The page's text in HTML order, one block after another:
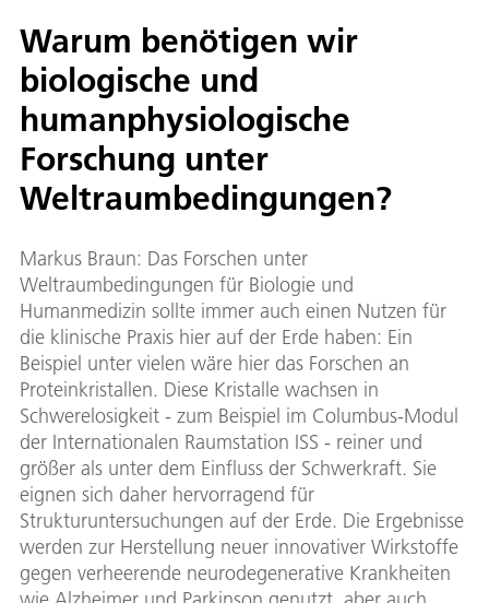
Warum benötigen wir
biologische und
humanphysiologische
Forschung unter
Weltraumbedingungen?
Markus Braun: Das Forschen unter
Weltraumbedingungen für Biologie und
Humanmedizin sollte immer auch einen Nutzen für
die klinische Praxis hier auf der Erde haben: Ein
Beispiel unter vielen wäre hier das Forschen an
Proteinkristallen. Diese Kristalle wachsen in
Schwerelosigkeit - zum Beispiel im Columbus-Modul
der Internationalen Raumstation ISS - reiner und
größer als unter dem Einfluss der Schwerkraft. Sie
eignen sich daher hervorragend für
Strukturuntersuchungen auf der Erde. Die Ergebnisse
werden zur Herstellung neuer innovativer Wirkstoffe
gegen verheerende neurodegenerative Krankheiten